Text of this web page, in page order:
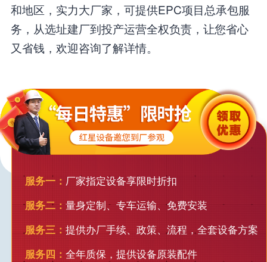
和地区，实力大厂家，可提供EPC项目总承包服
务，从选址建厂到投产运营全权负责，让您省心
又省钱，欢迎咨询了解详情。
服务一： 厂家指定设备享限时折扣
服务二： 量身定制、专车运输、免费安装
服务三： 提供办厂手续、政策、流程，全套设备方案
服务四： 全年质保，提供设备原装配件